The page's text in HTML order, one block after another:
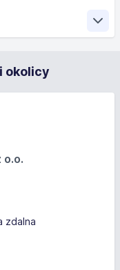
linii
czas, osiąganie
Przestrzeganie
okolicy
o.o.
zdalna